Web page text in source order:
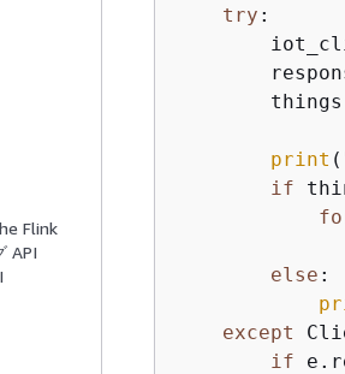
Flink
API
try :
print (
if
else :
except
if